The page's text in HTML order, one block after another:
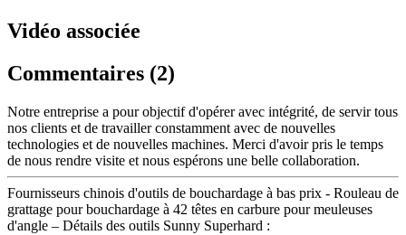
Vidéo associée
Commentaires (2)
Notre entreprise a pour objectif d'opérer avec intégrité, de servir tous
nos clients et de travailler constamment avec de nouvelles
technologies et de nouvelles machines. Merci d'avoir pris le temps
de nous rendre visite et nous espérons une belle collaboration.
Fournisseurs chinois d'outils de bouchardage à bas prix - Rouleau de
grattage pour bouchardage à 42 têtes en carbure pour meuleuses
d'angle – Détails des outils Sunny Superhard :